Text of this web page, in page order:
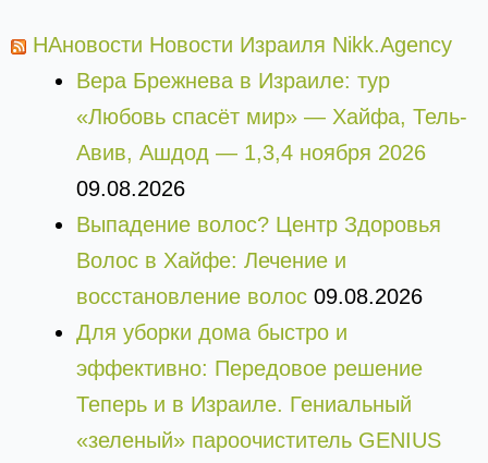
НАновости Новости Израиля Nikk.Agency
Вера Брежнева в Израиле: тур
«Любовь спасёт мир» — Хайфа, Тель-
Авив, Ашдод — 1,3,4 ноября 2026
09.08.2026
Выпадение волос? Центр Здоровья
Волос в Хайфе: Лечение и
восстановление волос 09.08.2026
Для уборки дома быстро и
эффективно: Передовое решение
Теперь и в Израиле. Гениальный
«зеленый» пароочиститель GENIUS